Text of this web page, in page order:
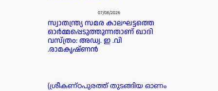
07/08/2026
സ്വാതന്ത്ര്യ സമര കാലഘട്ടത്തെ
ഓർമ്മപ്പെടുത്തുന്നതാണ് ഖാദി
വസ്ത്രo: അഡ്വ. ഇ .വി
.രാമകൃഷ്ണൻ
(ശ്രീകണ്ഠപുരത്ത് തുടങ്ങിയ ഓണം